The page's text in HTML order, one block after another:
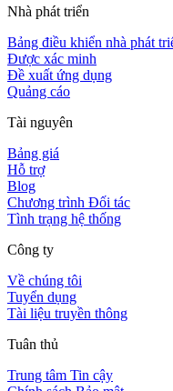
Nhà phát triển
Bảng điều khiển nhà phát
Được xác minh
Đề xuất ứng dụng
Quảng cáo
Tài nguyên
Bảng giá
Hỗ trợ
Blog
Chương trình Đối tác
Tình trạng hệ thống
Công ty
Về chúng tôi
Tuyển dụng
Tài liệu truyền thông
Tuân thủ
Trung tâm Tin cậy